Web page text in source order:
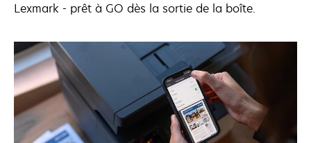
Lexmark - prêt à GO dès la sortie de la boîte.